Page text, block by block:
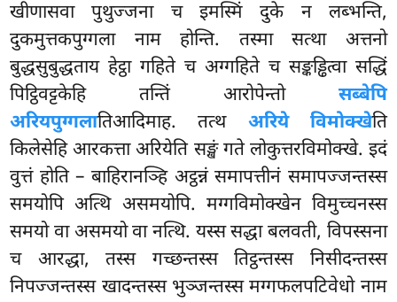
खीणासवा पुथुज्जना च इमस्मिं दुके न लब्भन्ति,
दुकमुत्तकपुग्गला नाम होन्ति. तस्मा सत्था अत्तनो
बुद्धसुबुद्धताय हेट्ठा गहिते च अग्गहिते च सङ्कड्ढित्वा सद्धिं
पिट्ठिवट्टकेहि तन्तिं आरोपेन्तो सब्बेपि
अरियपुग्गलातिआदिमाह. तत्थ अरिये विमोक्खेति
किलेसेहि आरकत्ता अरियेति सङ्खं गते लोकुत्तरविमोक्खे. इदं
वुत्तं होति – बाहिरानञ्हि अट्ठन्नं समापत्तीनं समापज्जन्तस्स
समयोपि अत्थि असमयोपि. मग्गविमोक्खेन विमुच्चनस्स
समयो वा असमयो वा नत्थि. यस्स सद्धा बलवती, विपस्सना
च आरद्धा, तस्स गच्छन्तस्स तिट्ठन्तस्स निसीदन्तस्स
निपज्जन्तस्स खादन्तस्स भुञ्जन्तस्स मग्गफलपटिवेधो नाम